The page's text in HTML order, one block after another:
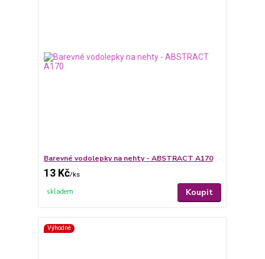
Barevné vodolepky na nehty - ABSTRACT A170
13 Kč/ks
skladem Koupit
Výhodné